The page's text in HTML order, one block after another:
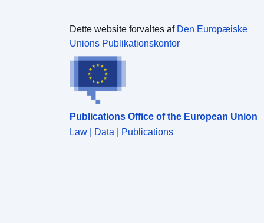
opendata@inbo.be zu kontaktieren.
Dette website forvaltes af Den Europæiske
Unions Publikationskontor
Publications Office of the European Union
Law | Data | Publications